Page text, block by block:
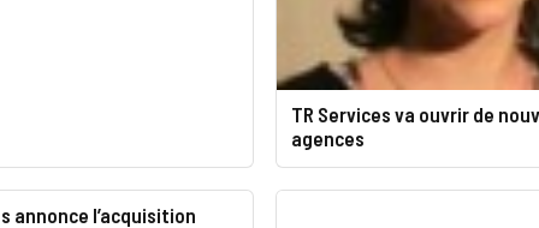
TR Services va ouvrir de
agences
annonce l’acquisition